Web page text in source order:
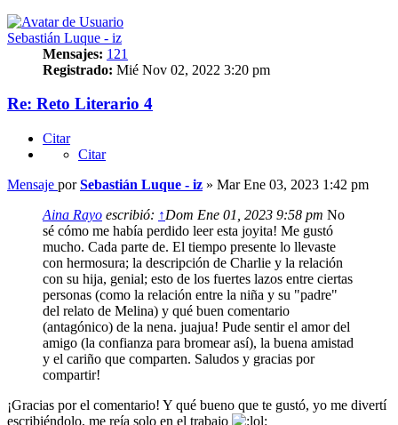
Sebastián Luque - iz
Mensajes: 121
Registrado: Mié Nov 02, 2022 3:20 pm
Re: Reto Literario 4
Citar
Citar
Mensaje porSebastián Luque - iz » Mar Ene 03, 2023 1:42 pm
Aina Rayo escribió: ↑Dom Ene 01, 2023 9:58 pm No
sé cómo me había perdido leer esta joyita! Me gustó
mucho. Cada parte de. El tiempo presente lo llevaste
con hermosura; la descripción de Charlie y la relación
con su hija, genial; esto de los fuertes lazos entre ciertas
personas (como la relación entre la niña y su "padre"
del relato de Melina) y qué buen comentario
(antagónico) de la nena. juajua! Pude sentir el amor del
amigo (la confianza para bromear así), la buena amistad
y el cariño que comparten. Saludos y gracias por
compartir!
¡Gracias por el comentario! Y qué bueno que te gustó, yo me divertí
escribiéndolo, me reía solo en el trabajo